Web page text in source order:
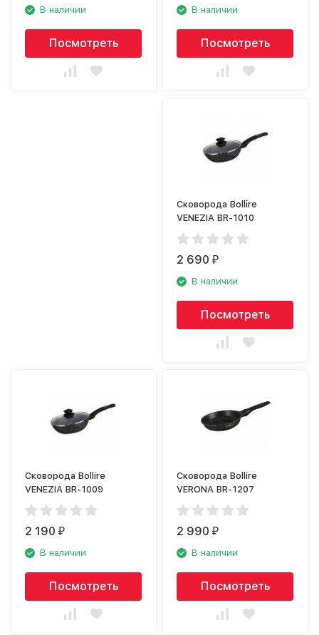
В наличии
Посмотреть
В наличии
Посмотреть
Сковорода Bollire
VENEZIA BR-1010
2 690₽
В наличии
Посмотреть
Сковорода Bollire
VENEZIA BR-1009
2 190₽
В наличии
Посмотреть
Сковорода Bollire
VERONA BR-1207
2 990₽
В наличии
Посмотреть